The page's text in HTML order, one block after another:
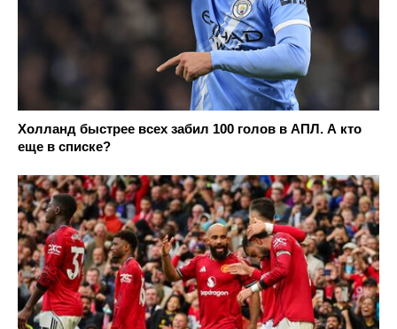
Холланд быстрее всех забил 100 голов в АПЛ. А кто
еще в списке?